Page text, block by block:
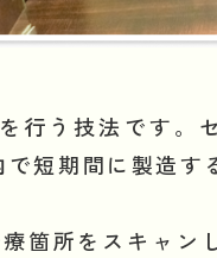
行う技法です。
短期間に製造す
箇所をスキャン